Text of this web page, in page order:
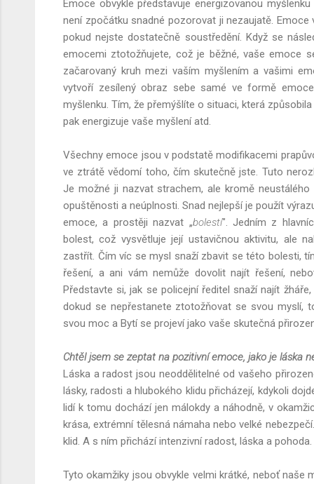
Emoce obvykle představuje energizovanou
není zpočátku snadné pozorovat ji nezaujatě.
pokud nejste dostatečně soustředění. Když se
emocemi ztotožňujete, což je běžné, vaše emoce
začarovaný kruh mezi vaším myšlením a vašimi
vytvoří zesílený obraz sebe samé ve formě
myšlenku. Tím, že přemýšlíte o situaci, která
pak energizuje vaše myšlení atd.
Všechny emoce jsou v podstatě modifikacemi
ve ztrátě vědomí toho, čím skutečně jste. Tuto
Je možné ji nazvat strachem, ale kromě
opuštěnosti a neúplnosti. Snad nejlepší je použít
emoce, a prostěji nazvat „bolestí". Jedním z
bolest, což vysvětluje její ustavičnou aktivitu, ale
zastřít. Čím víc se mysl snaží zbavit se této bolesti,
řešení, a ani vám nemůže dovolit najít řešení,
Představte si, jak se policejní ředitel snaží najít
dokud se nepřestanete ztotožňovat se svou myslí,
svou moc a Bytí se projeví jako vaše skutečná
Chtěl jsem se zeptat na pozitivní emoce, jako je láska
Láska a radost jsou neoddělitelné od vašeho
lásky, radosti a hlubokého klidu přicházejí, kdykoli
lidí k tomu dochází jen málokdy a náhodně, v
krása, extrémní tělesná námaha nebo velké
klid. A s ním přichází intenzivní radost, láska a pohoda.
Tyto okamžiky jsou obvykle velmi krátké, neboť naše